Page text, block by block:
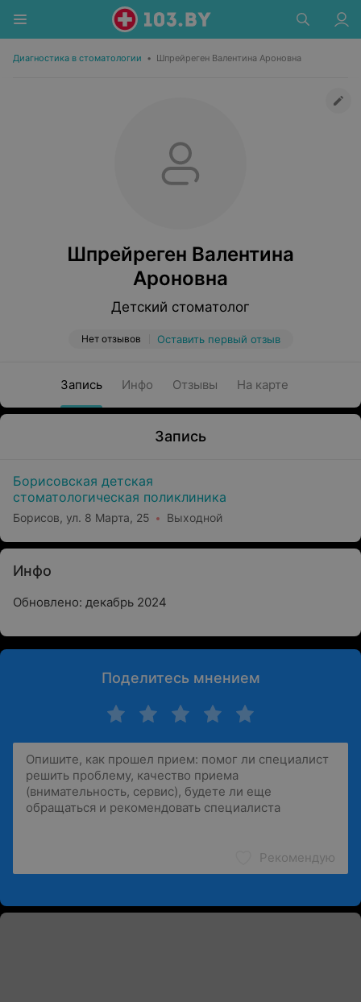
Диагностика в стоматологии • Шпрейреген Валентина Ароновна
Шпрейреген Валентина
Ароновна
Детский стоматолог
Нет отзывов Оставить первый отзыв
Запись Инфо Отзывы На карте
Запись
Борисовская детская
стоматологическая поликлиника
Борисов, ул. 8 Марта, 25 Выходной
Инфо
Обновлено: декабрь 2024
Поделитесь мнением
Рекомендую